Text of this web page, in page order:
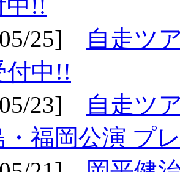
中!!
25]
自走ツ
付中!!
23]
自走ツ
・福岡公演 プ